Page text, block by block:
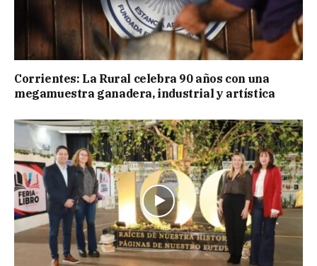
Corrientes: La Rural celebra 90 años con una
megamuestra ganadera, industrial y artística